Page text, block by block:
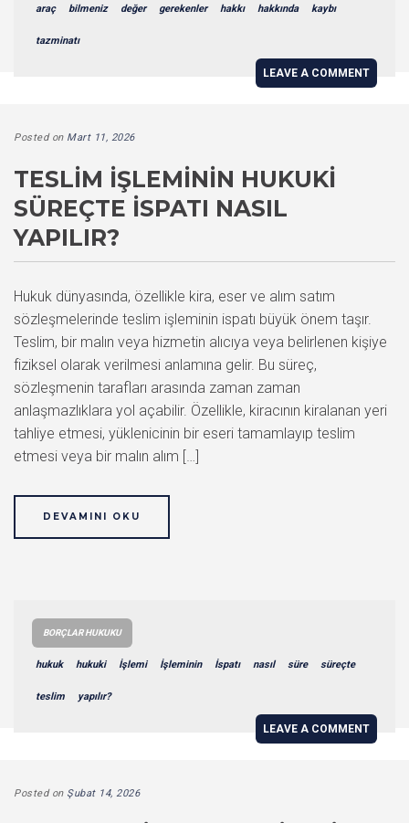
araç bilmeniz değer gerekenler hakkı hakkında kaybı
tazminatı
LEAVE A COMMENT
Posted on Mart 11, 2026
TESLIM İŞLEMININ HUKUKI
SÜREÇTE İSPATI NASIL
YAPILIR?
Hukuk dünyasında, özellikle kira, eser ve alım satım
sözleşmelerinde teslim işleminin ispatı büyük önem taşır.
Teslim, bir malın veya hizmetin alıcıya veya belirlenen kişiye
fiziksel olarak verilmesi anlamına gelir. Bu süreç,
sözleşmenin tarafları arasında zaman zaman
anlaşmazlıklara yol açabilir. Özellikle, kiracının kiralanan yeri
tahliye etmesi, yüklenicinin bir eseri tamamlayıp teslim
etmesi veya bir malın alım […]
DEVAMINI OKU
BORÇLAR HUKUKU
hukuk hukuki İşlemi İşleminin İspatı nasıl süre süreçte
teslim yapılır?
LEAVE A COMMENT
Posted on Şubat 14, 2026